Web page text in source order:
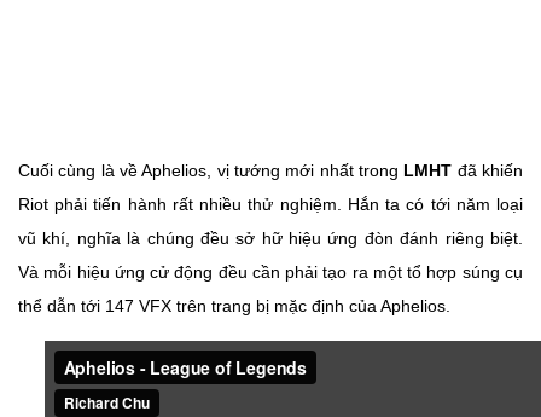
Cuối cùng là về Aphelios, vị tướng mới nhất trong LMHT đã khiến
Riot phải tiến hành rất nhiều thử nghiệm. Hắn ta có tới năm loại
vũ khí, nghĩa là chúng đều sở hữ hiệu ứng đòn đánh riêng biệt.
Và mỗi hiệu ứng cử động đều cần phải tạo ra một tổ hợp súng cụ
thể dẫn tới 147 VFX trên trang bị mặc định của Aphelios.